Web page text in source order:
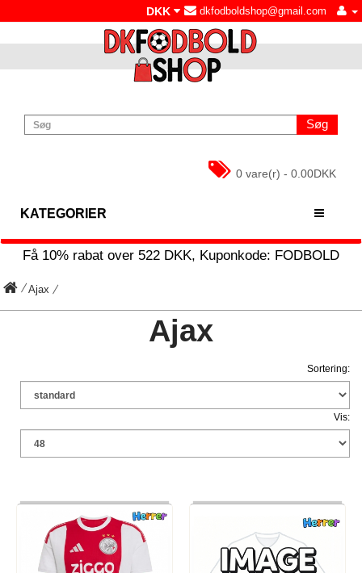
dkfodboldshop@gmail.com
DKK
Søg
0 vare(r) - 0.00DKK
KATEGORIER
Få 10% rabat over 522 DKK, Kuponkode: FODBOLD
Ajax
Ajax
Sortering:
Vis: